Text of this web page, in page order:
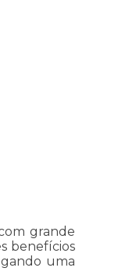
grande
benefícios
uma